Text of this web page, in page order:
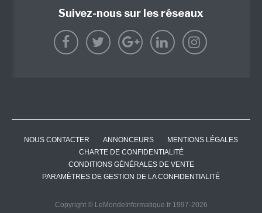
Suivez-nous sur les réseaux
NOUS CONTACTER ANNONCEURS
MENTIONS LÉGALES
CHARTE DE CONFIDENTIALITÉ
CONDITIONS GÉNÉRALES DE VENTE
PARAMÈTRES DE GESTION DE LA CONFIDENTIALITÉ
Copyright © LeMondeInformatique.fr 1997-2026